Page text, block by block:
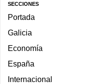
SECCIONES
Portada
Galicia
Economía
España
Internacional